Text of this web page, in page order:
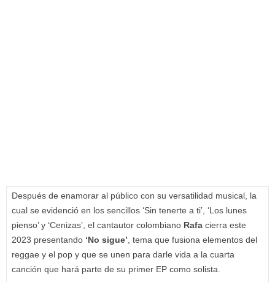
Después de enamorar al público con su versatilidad musical, la
cual se evidenció en los sencillos ‘Sin tenerte a ti’, ‘Los lunes
pienso’ y ‘Cenizas’, el cantautor colombiano Rafa cierra este
2023 presentando ‘No sigue’ , tema que fusiona elementos del
reggae y el pop y que se unen para darle vida a la cuarta
canción que hará parte de su primer EP como solista.